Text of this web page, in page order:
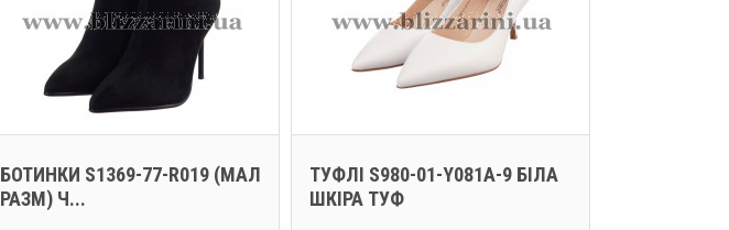
БОТИНКИ S1369-77-R019 (МАЛ
РАЗМ) Ч...
ТУФЛІ S980-01-Y081A-9 БІЛА
ШКІРА ТУФ